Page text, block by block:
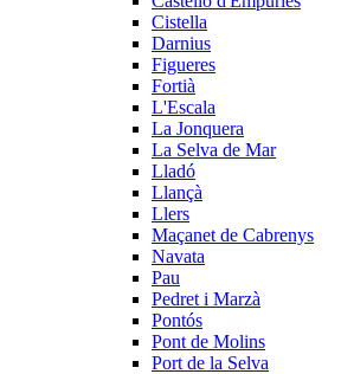
Cistella
Darnius
Figueres
Fortià
L'Escala
La Jonquera
La Selva de Mar
Lladó
Llançà
Llers
Maçanet de Cabrenys
Navata
Pau
Pedret i Marzà
Pontós
Pont de Molins
Port de la Selva